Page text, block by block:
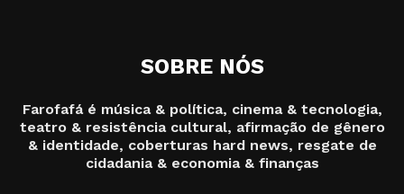
SOBRE NÓS
Farofafá é música & política, cinema & tecnologia,
teatro & resistência cultural, afirmação de gênero
& identidade, coberturas hard news, resgate de
cidadania & economia & finanças